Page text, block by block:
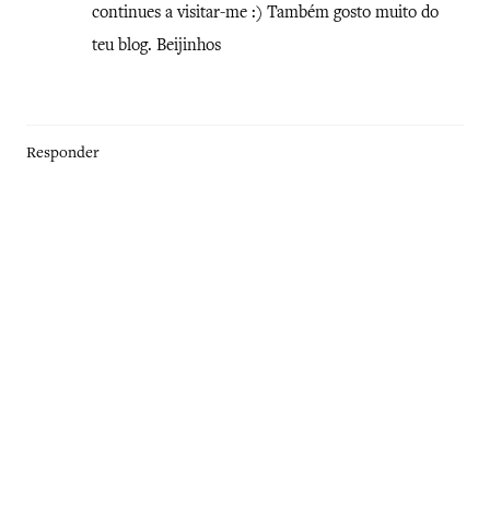
continues a visitar-me :) Também gosto muito do
teu blog. Beijinhos
Responder